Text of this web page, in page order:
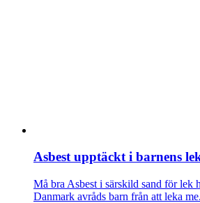
Asbest upptäckt i barnens
Må bra Asbest i särskild sand för lek
Danmark avråds barn från att leka